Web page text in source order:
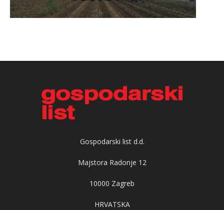
Gospodarski list d.d.
Majstora Radonje 12
10000 Zagreb
HRVATSKA